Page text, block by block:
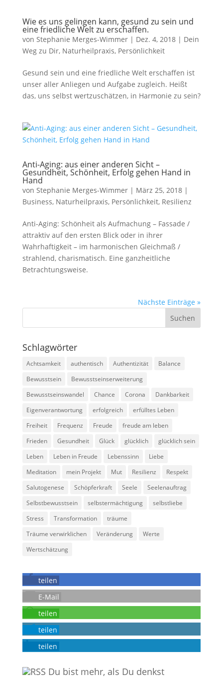
Wie es uns gelingen kann, gesund zu sein und
eine friedliche Welt zu erschaffen.
von Stephanie Merges-Wimmer| Dez. 4, 2018| Dein
Weg zu Dir, Naturheilpraxis, Persönlichkeit
Gesund sein und eine friedliche Welt erschaffen ist
unser aller Anliegen und Aufgabe zugleich. Heißt
das, uns selbst wertzuschätzen, in Harmonie zu sein?
Anti-Aging: aus einer anderen Sicht –
Gesundheit, Schönheit, Erfolg gehen Hand in
Hand
von Stephanie Merges-Wimmer| März 25, 2018|
Business, Naturheilpraxis, Persönlichkeit, Resilienz
Anti-Aging: Schönheit als Aufmachung – Fassade /
attraktiv auf den ersten Blick oder in ihrer
Wahrhaftigkeit – im harmonischen Gleichmaß /
strahlend, charismatisch. Eine ganzheitliche
Betrachtungsweise.
Nächste Einträge »
Schlagwörter
Achtsamkeit authentisch Authentizität
Balance
Bewusstsein
Bewusstseinserweiterung
Bewusstseinswandel
Chance Corona
Dankbarkeit
Eigenverantwortung
erfolgreich
erfülltes Leben
Freiheit
Frequenz Freude
freude am leben
Frieden
Gesundheit Glück glücklich
glücklich sein
Leben
Leben in Freude Lebenssinn
Liebe
Meditation
mein Projekt Mut Resilienz
Respekt
Salutogenese
Schöpferkraft Seele
Seelenauftrag
Selbstbewusstsein
selbstermächtigung
selbstliebe
Stress
Transformation
träume
Träume verwirklichen
Veränderung
Werte
Wertschätzung
teilen
E-Mail
teilen
teilen
teilen
Du bist mehr, als Du denkst